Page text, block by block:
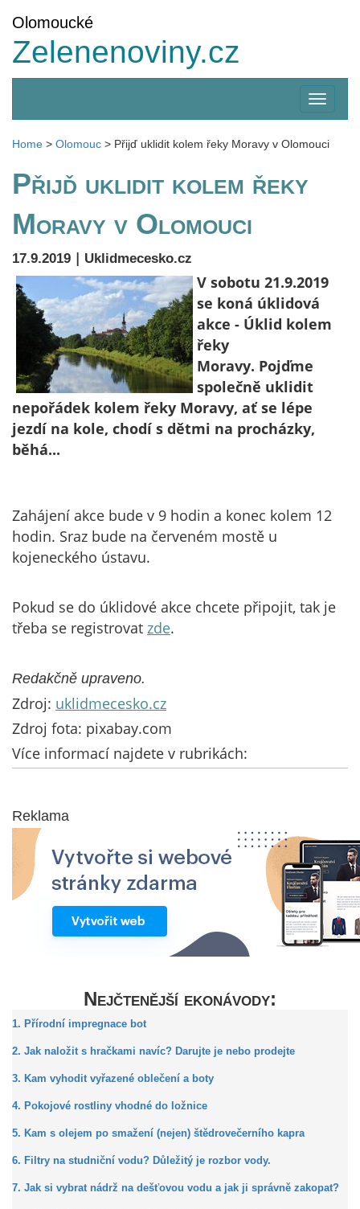
Olomoucké
Zelenenoviny.cz
menu
Home > Olomouc > Přijď uklidit kolem řeky Moravy v Olomouci
Přijď uklidit kolem řeky
Moravy v Olomouci
17.9.2019 | Uklidmecesko.cz
V sobotu 21.9.2019
se koná úklidová
akce - Úklid kolem
řeky
Moravy. Pojďme
společně uklidit
nepořádek kolem řeky Moravy, ať se lépe
jezdí na kole, chodí s dětmi na procházky,
běhá...
Zahájení akce bude v 9 hodin a konec kolem 12
hodin. Sraz bude na červeném mostě u
kojeneckého ústavu.
Pokud se do úklidové akce chcete připojit, tak je
třeba se registrovat zde.
Redakčně upraveno.
Zdroj: uklidmecesko.cz
Zdroj fota: pixabay.com
Více informací najdete v rubrikách:
Reklama
Nejčtenější ekonávody:
1. Přírodní impregnace bot
2. Jak naložit s hračkami navíc? Darujte je nebo prodejte
3. Kam vyhodit vyřazené oblečení a boty
4. Pokojové rostliny vhodné do ložnice
5. Kam s olejem po smažení (nejen) štědrovečerního kapra
6. Filtry na studniční vodu? Důležitý je rozbor vody.
7. Jak si vybrat nádrž na dešťovou vodu a jak ji správně zakopat?